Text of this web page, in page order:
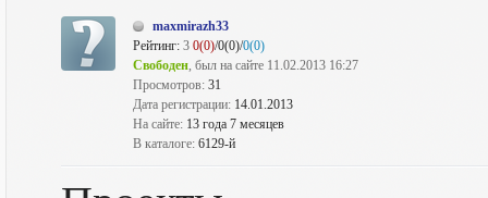
maxmirazh33
Рейтинг: 3 0(0)/0(0)/0(0)
Свободен, был на сайте 11.02.2013 16:27
Просмотров: 31
Дата регистрации: 14.01.2013
На сайте: 13 года 7 месяцев
В каталоге: 6129-й